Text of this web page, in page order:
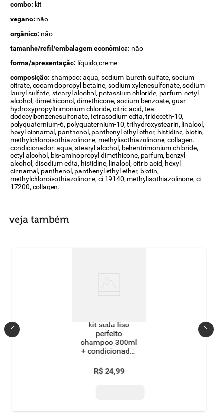
combo: kit
vegano: não
orgânico: não
tamanho/refil/embalagem econômica: não
forma/apresentação: líquido;creme
composição: shampoo: aqua, sodium laureth sulfate, sodium
citrate, cocamidopropyl betaine, sodium xylenesulfonate, sodium
lauryl sulfate, stearyl alcohol, potassium chloride, parfum, cetyl
alcohol, dimethiconol, dimethicone, sodium benzoate, guar
hydroxypropyltrimonium chloride, citric acid, tea-
dodecylbenzenesulfonate, tetrasodium edta, trideceth-10,
polyquaternium-6, polyquaternium-10, trihydroxystearin, linalool,
hexyl cinnamal, panthenol, panthenyl ethyl ether, histidine, biotin,
methylchloroisothiazolinone, methylisothiazolinone, collagen.
condicionador: aqua, stearyl alcohol, behentrimonium chloride,
cetyl alcohol, bis-aminopropyl dimethicone, parfum, benzyl
alcohol, disodium edta, histidine, linalool, citric acid, hexyl
cinnamal, panthenol, panthenyl ethyl ether, biotin,
methylchloroisothiazolinone, ci 19140, methylisothiazolinone, ci
17200, collagen.
veja também
kit seda liso
perfeito
shampoo 300ml
+ condicionador
R$ 24,99